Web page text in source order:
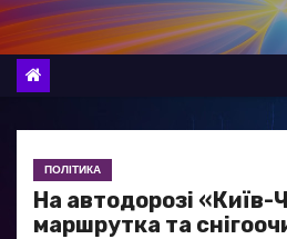
в
ПОЛІТИКА
На автодорозі «Київ-
маршрутка та